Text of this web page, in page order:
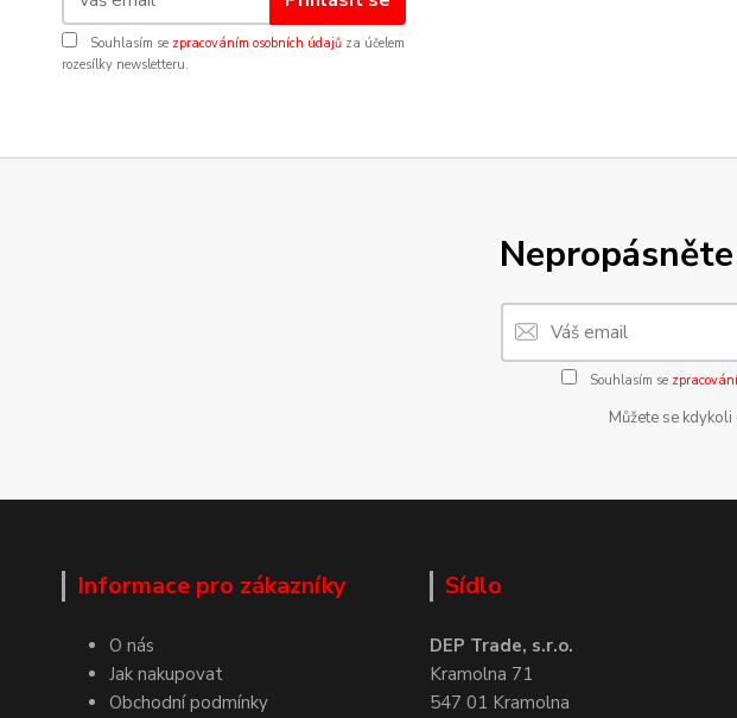
Souhlasím se zpracováním osobních údajů za účelem
rozesílky newsletteru.
Souhlasím se
Můžete se
Informace pro zákazníky
O nás
Jak nakupovat
Obchodní podmínky
Sídlo
DEP Trade, s.r.o.
Kramolna 71
547 01 Kramolna